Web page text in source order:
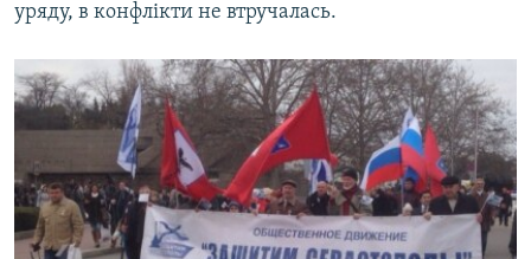
уряду, в конфлікти не втручалась.